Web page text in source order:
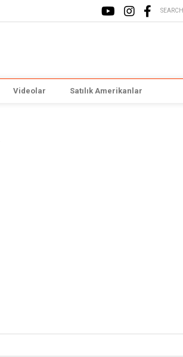
SEARCH
Videolar Satılık Amerikanlar